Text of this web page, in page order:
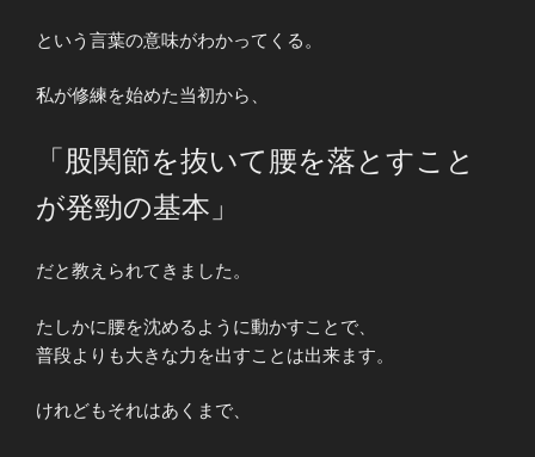
という言葉の意味がわかってくる。
私が修練を始めた当初から、
「股関節を抜いて腰を落とすこと
が発勁の基本」
だと教えられてきました。
たしかに腰を沈めるように動かすことで、
普段よりも大きな力を出すことは出来ます。
けれどもそれはあくまで、